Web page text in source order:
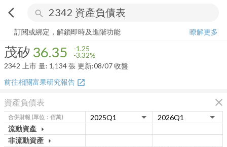
arrow_back_ios search
茂矽 36.35-3.32%
訂閱或綁定，解鎖即時及進階功能
瞭解更多
茂矽 36.35 -1.25
-3.32%
2342
上市 量: 1,134張 更新:08/07 收盤
前往相關富果研究報告 open_in_new
資產負債表 close
合併財報 (單位：佰萬)
流動資產 arrow_drop_down
非流動資產 arrow_drop_down